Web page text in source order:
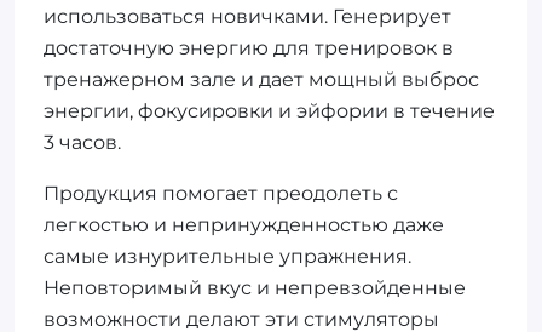
использоваться новичками. Генерирует
достаточную энергию для тренировок в
тренажерном зале и дает мощный выброс
энергии, фокусировки и эйфории в течение
3 часов.
Продукция помогает преодолеть с
легкостью и непринужденностью даже
самые изнурительные упражнения.
Неповторимый вкус и непревзойденные
возможности делают эти стимуляторы